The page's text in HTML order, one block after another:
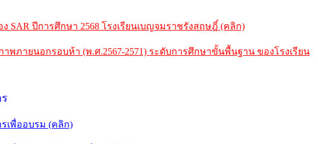
ง SAR ปีการศึกษา 2568 โรงเรียนเบญจมราชรังสฤษฎิ์ (คลิก)
พภายนอกรอบห้า (พ.ศ.2567-2571) ระดับการศึกษาขั้นพื้นฐาน ของโรงเรียน
เพื่ออบรม (คลิก)